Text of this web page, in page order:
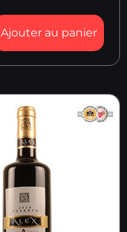
Ajouter au panier